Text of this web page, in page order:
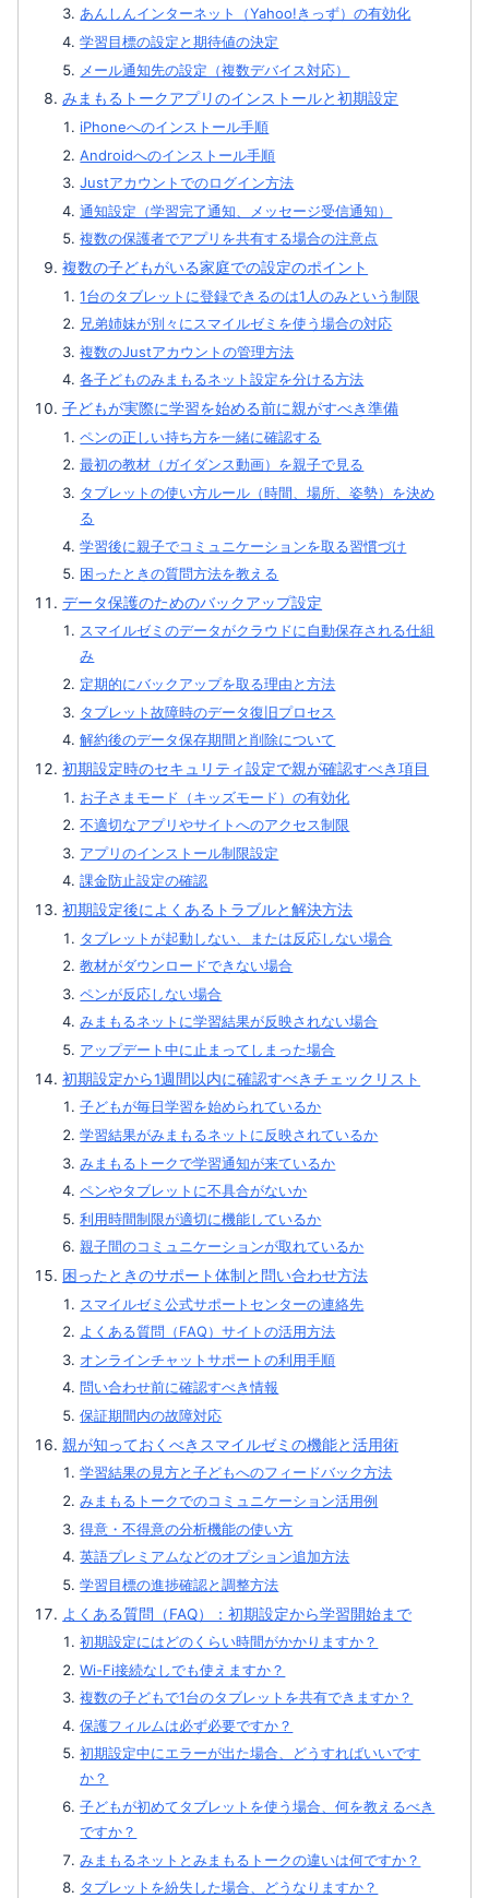
あんしんインターネット（Yahoo!きっず）の有効化
学習目標の設定と期待値の決定
メール通知先の設定（複数デバイス対応）
みまもるトークアプリのインストールと初期設定
iPhoneへのインストール手順
Androidへのインストール手順
Justアカウントでのログイン方法
通知設定（学習完了通知、メッセージ受信通知）
複数の保護者でアプリを共有する場合の注意点
複数の子どもがいる家庭での設定のポイント
1台のタブレットに登録できるのは1人のみという制限
兄弟姉妹が別々にスマイルゼミを使う場合の対応
複数のJustアカウントの管理方法
各子どものみまもるネット設定を分ける方法
子どもが実際に学習を始める前に親がすべき準備
ペンの正しい持ち方を一緒に確認する
最初の教材（ガイダンス動画）を親子で見る
タブレットの使い方ルール（時間、場所、姿勢）を決め
る
学習後に親子でコミュニケーションを取る習慣づけ
困ったときの質問方法を教える
データ保護のためのバックアップ設定
スマイルゼミのデータがクラウドに自動保存される仕組
み
定期的にバックアップを取る理由と方法
タブレット故障時のデータ復旧プロセス
解約後のデータ保存期間と削除について
初期設定時のセキュリティ設定で親が確認すべき項目
お子さまモード（キッズモード）の有効化
不適切なアプリやサイトへのアクセス制限
アプリのインストール制限設定
課金防止設定の確認
初期設定後によくあるトラブルと解決方法
タブレットが起動しない、または反応しない場合
教材がダウンロードできない場合
ペンが反応しない場合
みまもるネットに学習結果が反映されない場合
アップデート中に止まってしまった場合
初期設定から1週間以内に確認すべきチェックリスト
子どもが毎日学習を始められているか
学習結果がみまもるネットに反映されているか
みまもるトークで学習通知が来ているか
ペンやタブレットに不具合がないか
利用時間制限が適切に機能しているか
親子間のコミュニケーションが取れているか
困ったときのサポート体制と問い合わせ方法
スマイルゼミ公式サポートセンターの連絡先
よくある質問（FAQ）サイトの活用方法
オンラインチャットサポートの利用手順
問い合わせ前に確認すべき情報
保証期間内の故障対応
親が知っておくべきスマイルゼミの機能と活用術
学習結果の見方と子どもへのフィードバック方法
みまもるトークでのコミュニケーション活用例
得意・不得意の分析機能の使い方
英語プレミアムなどのオプション追加方法
学習目標の進捗確認と調整方法
よくある質問（FAQ）：初期設定から学習開始まで
初期設定にはどのくらい時間がかかりますか？
Wi-Fi接続なしでも使えますか？
複数の子どもで1台のタブレットを共有できますか？
保護フィルムは必ず必要ですか？
初期設定中にエラーが出た場合、どうすればいいです
か？
子どもが初めてタブレットを使う場合、何を教えるべき
ですか？
みまもるネットとみまもるトークの違いは何ですか？
タブレットを紛失した場合、どうなりますか？